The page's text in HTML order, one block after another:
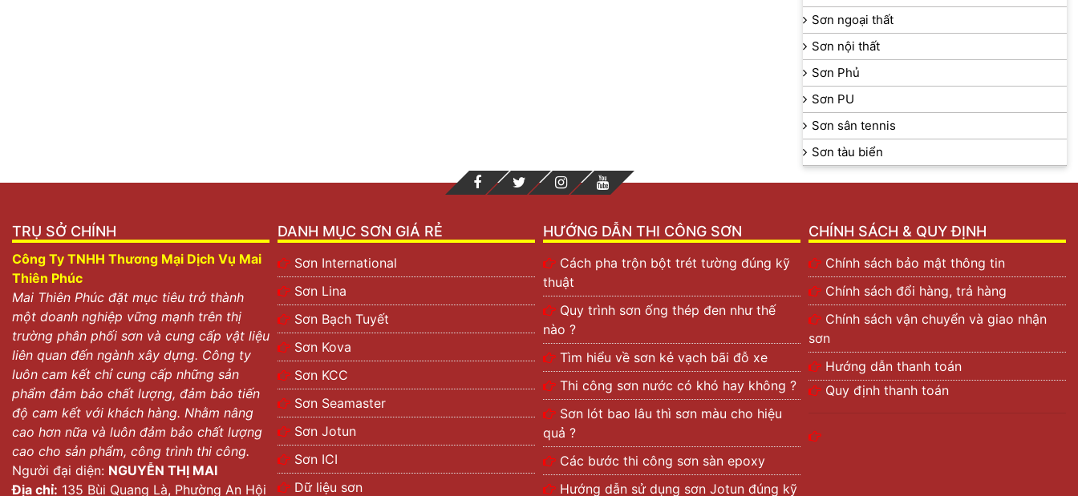
Sơn ngoại thất
Sơn nội thất
Sơn Phủ
Sơn PU
Sơn sân tennis
Sơn tàu biển
TRỤ SỞ CHÍNH
Công Ty TNHH Thương Mại Dịch Vụ Mai
Thiên Phúc
Mai Thiên Phúc đặt mục tiêu trở thành
một doanh nghiệp vững mạnh trên thị
trường phân phối sơn và cung cấp vật liệu
liên quan đến ngành xây dựng. Công ty
luôn cam kết chỉ cung cấp những sản
phẩm đảm bảo chất lượng, đảm bảo tiến
độ cam kết với khách hàng. Nhằm nâng
cao hơn nữa và luôn đảm bảo chất lượng
cao cho sản phẩm, công trình thi công.
Người đại diện: NGUYỄN THỊ MAI
Địa chỉ: 135 Bùi Quang Là, Phường An Hội
DANH MỤC SƠN GIÁ RẺ
Sơn International
Sơn Lina
Sơn Bạch Tuyết
Sơn Kova
Sơn KCC
Sơn Seamaster
Sơn Jotun
Sơn ICI
Dữ liệu sơn
HƯỚNG DẪN THI CÔNG SƠN
Cách pha trộn bột trét tường đúng kỹ
thuật
Quy trình sơn ống thép đen như thế
nào ?
Tìm hiểu về sơn kẻ vạch bãi đỗ xe
Thi công sơn nước có khó hay không ?
Sơn lót bao lâu thì sơn màu cho hiệu
quả ?
Các bước thi công sơn sàn epoxy
Hướng dẫn sử dụng sơn Jotun đúng kỹ
CHÍNH SÁCH & QUY ĐỊNH
Chính sách bảo mật thông tin
Chính sách đổi hàng, trả hàng
Chính sách vận chuyển và giao nhận
sơn
Hướng dẫn thanh toán
Quy định thanh toán